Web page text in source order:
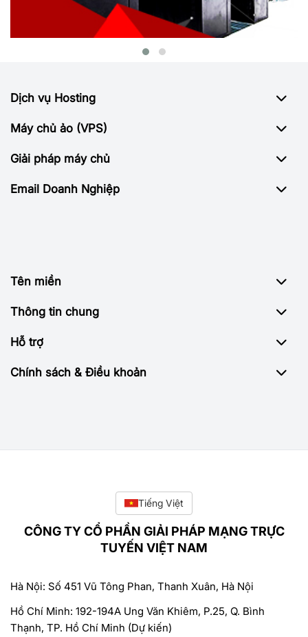
Dịch vụ Hosting
Máy chủ ảo (VPS)
Giải pháp máy chủ
Email Doanh Nghiệp
Tên miền
Thông tin chung
Hỗ trợ
Chính sách & Điều khoản
Tiếng Việt
CÔNG TY CỔ PHẦN GIẢI PHÁP MẠNG TRỰC
TUYẾN VIỆT NAM
Hà Nội: Số 451 Vũ Tông Phan, Thanh Xuân, Hà Nội
Hồ Chí Minh: 192-194A Ung Văn Khiêm, P.25, Q. Bình
Thạnh, TP. Hồ Chí Minh (Dự kiến)